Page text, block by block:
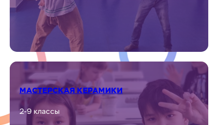
Пишите в Telegram
СПИСОК КРУЖКОВ